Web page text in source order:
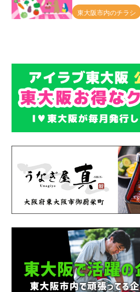
東大阪市内のチラシ